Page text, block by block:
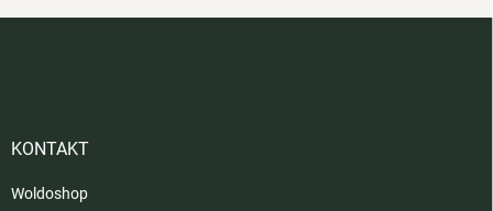
KONTAKT
Woldoshop